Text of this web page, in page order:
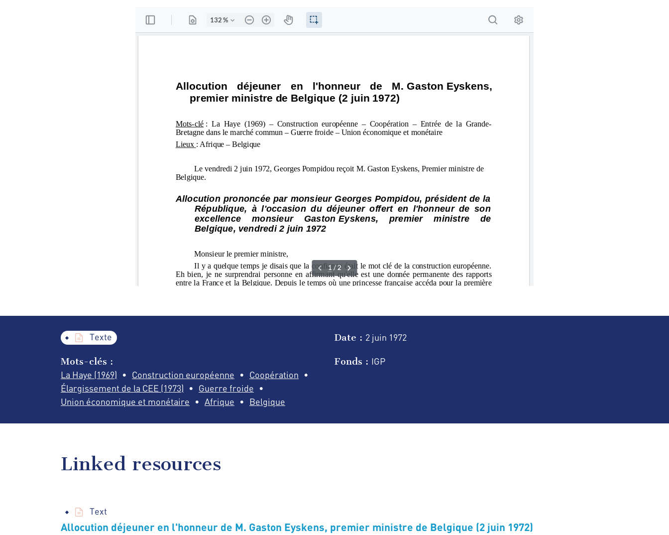
Texte
Mots-clés :
La Haye (1969) Construction européenne
Coopération
Élargissement de la CEE (1973)
Guerre froide
Union économique et monétaire
Afrique Belgique
Date : 2 juin 1972
Fonds : IGP
Linked resources
Text
Allocution déjeuner en l'honneur de M. Gaston Eyskens, premier ministre de Belgique (2 juin 1972)